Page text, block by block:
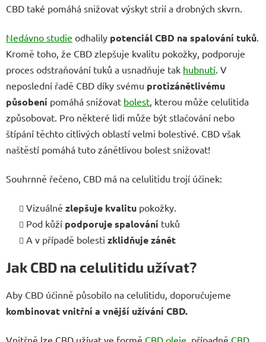
CBD také pomáhá snižovat výskyt strií a drobných skvrn.
Nedávno studie odhalily potenciál CBD na spalování tuků.
Kromě toho, že CBD zlepšuje kvalitu pokožky, podporuje
proces odstraňování tuků a usnadňuje tak hubnutí. V
neposlední řadě CBD díky svému protizánětlivému
působení pomáhá snižovat bolest, kterou může celulitida
způsobovat. Pro některé lidi může být stlačování nebo
štípání těchto citlivých oblastí velmi bolestivé. CBD však
naštěstí pomáhá tuto zánětlivou bolest snižovat!
Souhrnně řečeno, CBD má na celulitidu trojí účinek:
Vizuálně zlepšuje kvalitu pokožky.
Pod kůží podporujespalování tuků
A v případě bolesti zklidňujezánět
Jak CBD na celulitidu užívat?
Aby CBD účinně působilo na celulitidu, doporučujeme
kombinovat vnitřní a vnější užívání CBD.